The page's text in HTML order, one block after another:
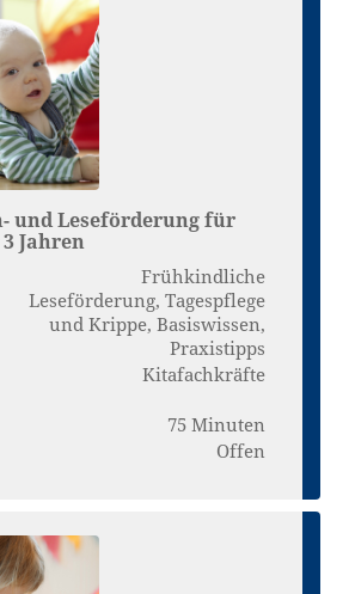
und Leseförderung für
Jahren
Frühkindliche
Leseförderung, Tagespflege
und Krippe, Basiswissen,
Praxistipps
Kitafachkräfte
75 Minuten
Offen